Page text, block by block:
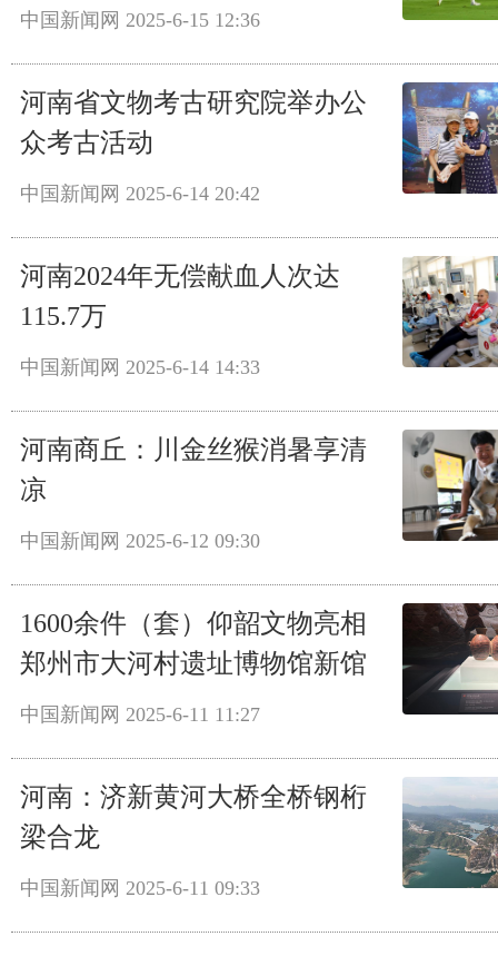
中国新闻网 2025-6-15 12:36
河南省文物考古研究院举办公
众考古活动
中国新闻网 2025-6-14 20:42
河南2024年无偿献血人次达
115.7万
中国新闻网 2025-6-14 14:33
河南商丘：川金丝猴消暑享清
凉
中国新闻网 2025-6-12 09:30
1600余件（套）仰韶文物亮相
郑州市大河村遗址博物馆新馆
中国新闻网 2025-6-11 11:27
河南：济新黄河大桥全桥钢桁
梁合龙
中国新闻网 2025-6-11 09:33